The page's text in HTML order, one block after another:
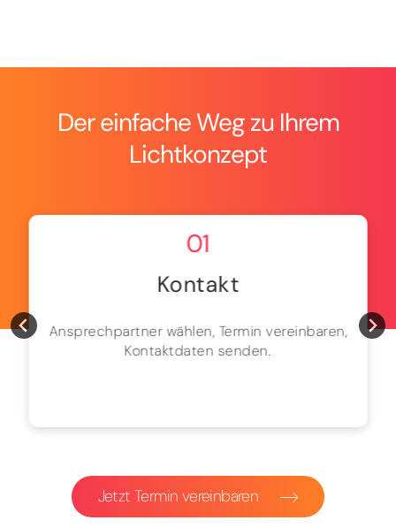
Der einfache Weg zu Ihrem
Lichtkonzept
01
Kontakt
Ansprechpartner wählen, Termin vereinbaren,
Kontaktdaten senden.
Jetzt Termin vereinbaren